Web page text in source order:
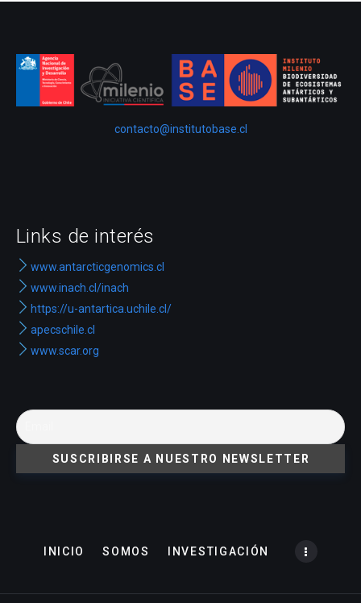
contacto@institutobase.cl
Links de interés
www.antarcticgenomics.cl
www.inach.cl/inach
https://u-antartica.uchile.cl/
apecschile.cl
www.scar.org
INICIO SOMOS INVESTIGACIÓN